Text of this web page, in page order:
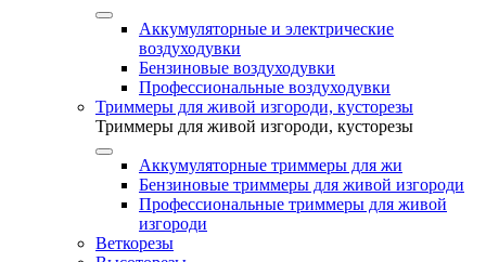
Аккумуляторные и электрические
воздуходувки
Бензиновые воздуходувки
Профессиональные воздуходувки
Триммеры для живой изгороди, кусторезы
Триммеры для живой изгороди, кусторезы
Аккумуляторные триммеры для жи
Бензиновые триммеры для живой изгороди
Профессиональные триммеры для живой
изгороди
Веткорезы